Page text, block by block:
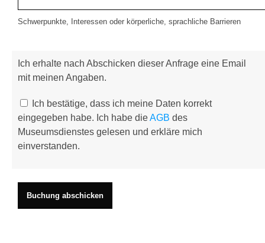
Schwerpunkte, Interessen oder körperliche, sprachliche Barrieren
Ich erhalte nach Abschicken dieser Anfrage eine Email
mit meinen Angaben.
Ich bestätige, dass ich meine Daten korrekt
eingegeben habe. Ich habe dieAGB des
Museumsdienstes gelesen und erkläre mich
einverstanden.